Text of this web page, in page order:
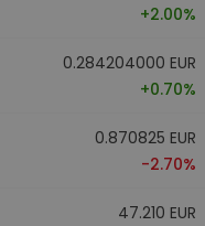
+2.00%
0.284204000 EUR
+0.70%
0.870825 EUR
-2.70%
47.210 EUR